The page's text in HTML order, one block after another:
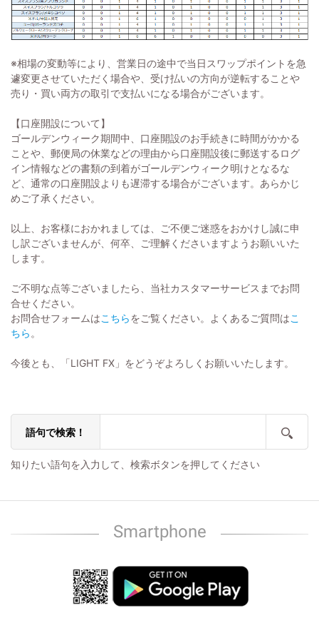
※相場の変動等により、営業日の途中で当日スワップポイントを急
遽変更させていただく場合や、受け払いの方向が逆転することや
売り・買い両方の取引で支払いになる場合がございます。
【口座開設について】
ゴールデンウィーク期間中、口座開設のお手続きに時間がかかる
ことや、郵便局の休業などの理由から口座開設後に郵送するログ
イン情報などの書類の到着がゴールデンウィーク明けとなるな
ど、通常の口座開設よりも遅滞する場合がございます。あらかじ
めご了承ください。
以上、お客様におかれましては、ご不便ご迷惑をおかけし誠に申
し訳ございませんが、何卒、ご理解くださいますようお願いいた
します。
ご不明な点等ございましたら、当社カスタマーサービスまでお問
合せください。
お問合せフォームはこちらをご覧ください。よくあるご質問はこ
ちら 。
今後とも、「LIGHT FX」をどうぞよろしくお願いいたします。
語句で検索！
知りたい語句を入力して、検索ボタンを押してください
Smartphone